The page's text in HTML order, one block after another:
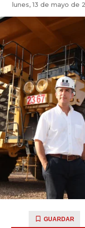
lunes, 13 de mayo de
GUARDAR